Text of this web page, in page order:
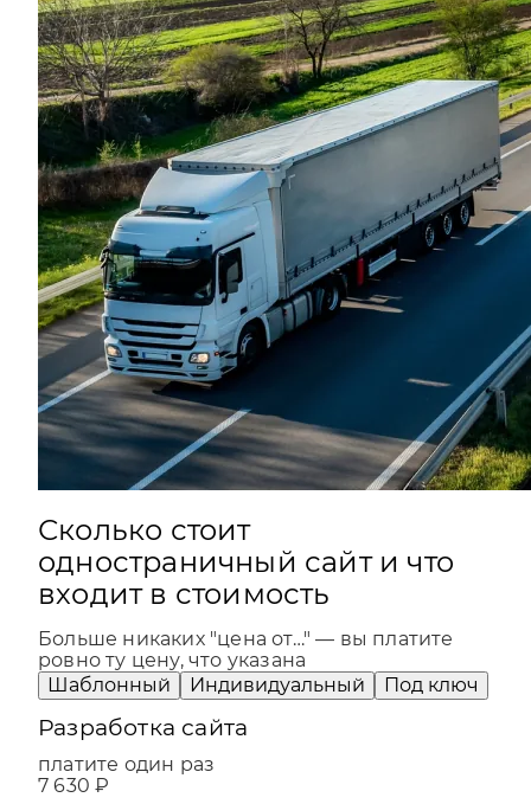
Сколько стоит
одностраничный сайт и что
входит в стоимость
Больше никаких "цена от…" — вы платите
ровно ту цену, что указана
Шаблонный
Индивидуальный Под ключ
Разработка сайта
платите один раз
7 630 ₽